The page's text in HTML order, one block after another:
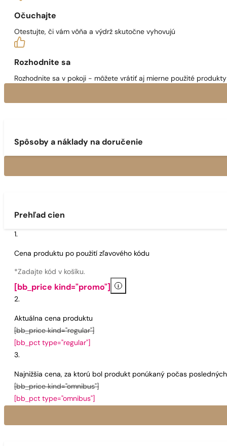
Očuchajte
Otestujte, či vám vôňa a výdrž skutočne vyhovujú
Rozhodnite sa
Rozhodnite sa v pokoji - môžete vrátiť aj mierne použité
Spôsoby a náklady na doručenie
Prehľad cien
Cena produktu po použití zľavového kódu
*Zadajte kód v košíku.
[bb_price kind="promo"] i
Aktuálna cena produktu
[bb_price kind="regular"]
[bb_pct type="regular"]
Najnižšia cena, za ktorú bol produkt ponúkaný počas
[bb_price kind="omnibus"]
[bb_pct type="omnibus"]